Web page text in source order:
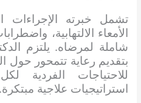
تشمل خبرته الإجراءات
الأمعاء الالتهابية،
شاملة لمرضاه. يلتزم
بتقديم رعاية تتمحور حول
للاحتياجات الفردية
استراتيجيات علاجية مبتكرة.